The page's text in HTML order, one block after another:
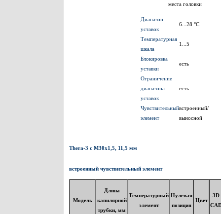
места головки
Диапазон
уставок
6...28 °C
Температурная
шкала
1...5
Блокировка
уставки
есть
Ограничение
диапазона
уставок
есть
Чувствительный
элемент
встроенный/
выносной
Thera-3 c M30x1,5, 11,5 мм
встроенный чувствительный элемент
Модель
Длина
капилярной
трубки, мм
Температурный
элемент
Нулевая
позиция
Цвет
3D